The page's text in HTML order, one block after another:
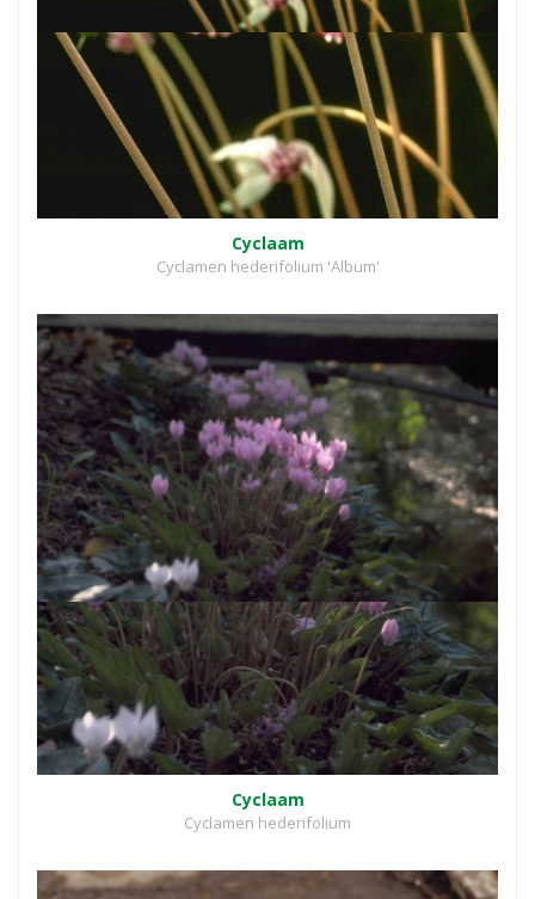
Cyclaam
Cyclamen hederifolium 'Album'
Cyclaam
Cyclamen hederifolium